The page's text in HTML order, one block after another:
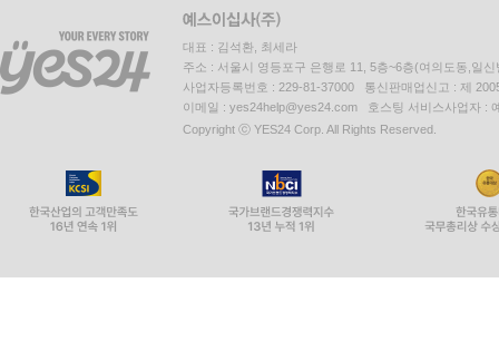
대표 : 김석환, 최세라
주소 : 서울시 영등포구 은행로 11, 5층~6층(여의도동,일신
사업자등록번호 : 229-81-37000 통신판매업신고 : 제
이메일 : yes24help@yes24.com 호스팅 서비스사업자 :
Copyright ⓒ YES24 Corp. All Rights Reserved.